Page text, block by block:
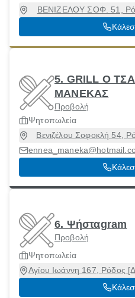
ΒΕΝΙΖΕΛΟΥ ΣΟΦ. 51,
5. GRILL Ο
ΜΑΝΕΚΑΣ
Προβολή
Ψητοπωλεία
Βενιζέλου Σοφοκλή 54,
6. Ψήσταgram
Προβολή
Ψητοπωλεία
Αγίου Ιωάννη 167, Ρόδος